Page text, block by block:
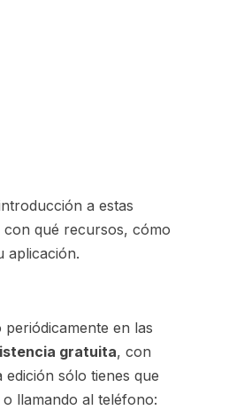
a estas
con qué recursos, cómo
aplicación.
en las
gratuita, con
sólo tienes que
o llamando al teléfono: